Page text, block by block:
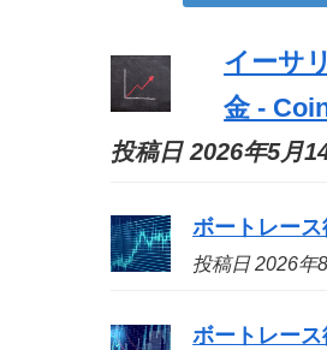
イーサ
金 -
投稿日 2026年5月
ボートレー
投稿日 2026年
ボートレー